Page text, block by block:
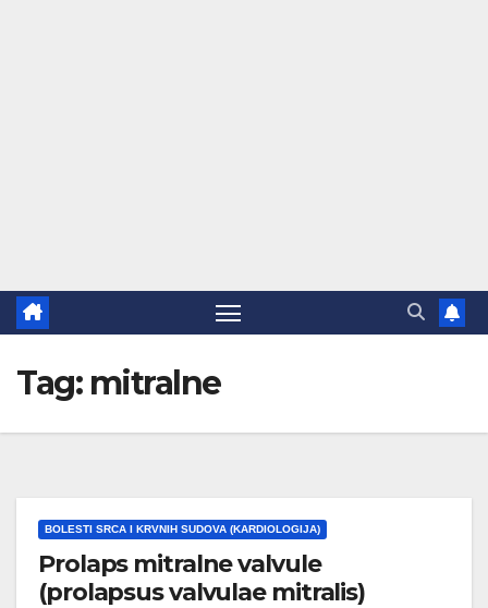
Tag: mitralne
BOLESTI SRCA I KRVNIH SUDOVA (KARDIOLOGIJA)
Prolaps mitralne valvule
(prolapsus valvulae mitralis)